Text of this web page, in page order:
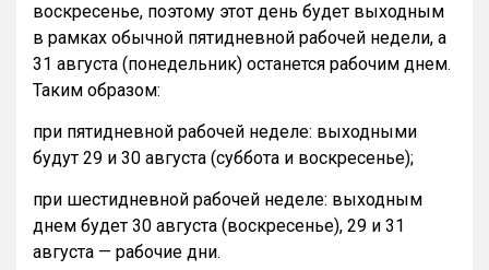
воскресенье, поэтому этот день будет выходным
в рамках обычной пятидневной рабочей недели, а
31 августа (понедельник) останется рабочим днем.
Таким образом:
при пятидневной рабочей неделе: выходными
будут 29 и 30 августа (суббота и воскресенье);
при шестидневной рабочей неделе: выходным
днем будет 30 августа (воскресенье), 29 и 31
августа — рабочие дни.